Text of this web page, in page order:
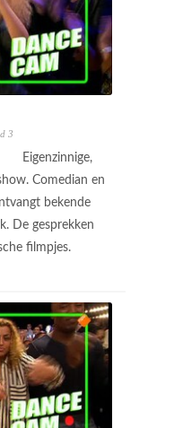
3
Eigenzinnige,
Comedian en
bekende
De gesprekken
filmpjes.